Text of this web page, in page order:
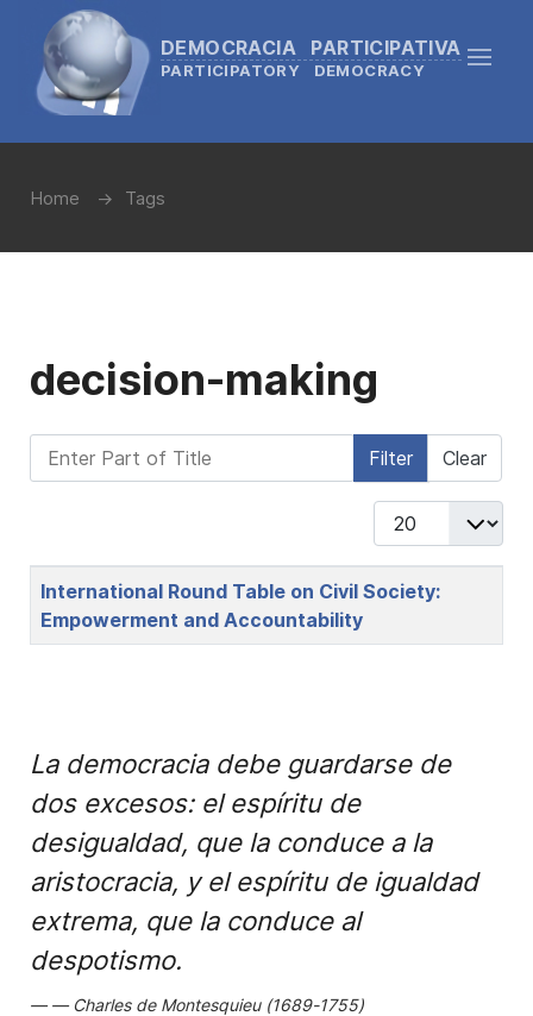
DEMOCRACIA PARTICIPATIVA
PARTICIPATORY DEMOCRACY
Home Tags
decision-making
Enter Part of Title Filter Clear
Display #
Title
International Round Table on Civil Society:
Empowerment and Accountability
La democracia debe guardarse de
dos excesos: el espíritu de
desigualdad, que la conduce a la
aristocracia, y el espíritu de igualdad
extrema, que la conduce al
despotismo.
Charles de Montesquieu (1689-1755)